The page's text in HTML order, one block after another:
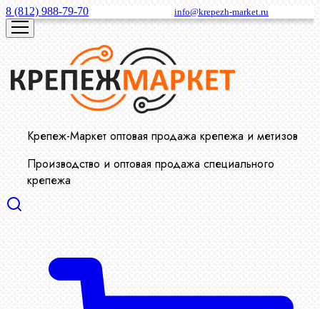
8 (812) 988-79-70 info@krepezh-market.ru
Крепеж-Маркет оптовая продажа крепежа и метизов
Производство и оптовая продажа специального
крепежа